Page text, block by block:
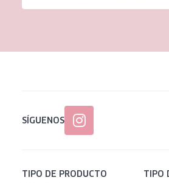
Todas las edades
SÍGUENOS
TIPO DE PRODUCTO TIPO